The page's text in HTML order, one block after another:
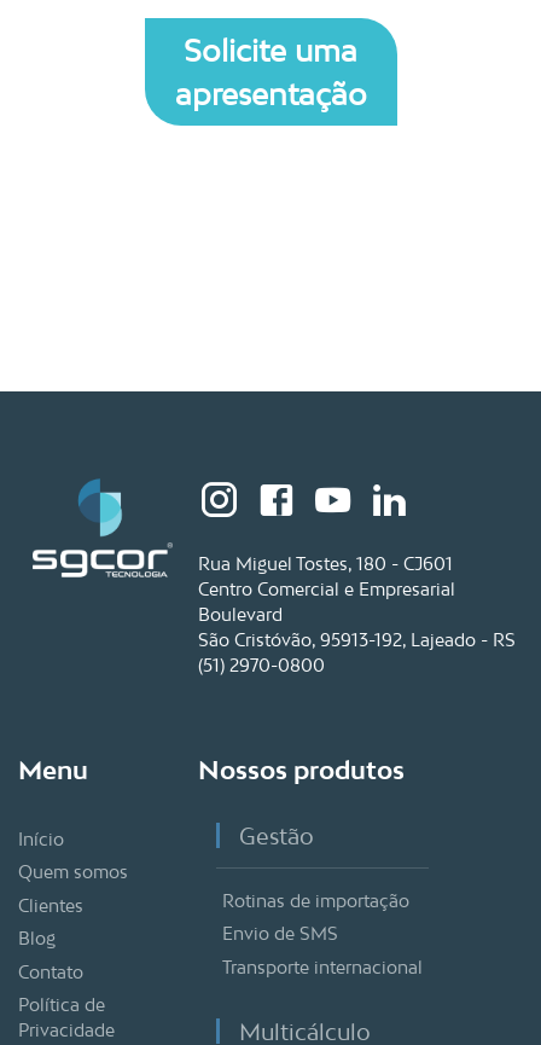
Solicite uma
apresentação
Rua Miguel Tostes, 180 - CJ601
Centro Comercial e Empresarial
Boulevard
São Cristóvão, 95913-192, Lajeado - RS
(51) 2970-0800
Menu
Início
Quem somos
Clientes
Blog
Contato
Política de
Privacidade
Nossos produtos
Gestão
Rotinas de importação
Envio de SMS
Transporte internacional
Multicálculo